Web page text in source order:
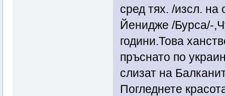
сред тях. /изсл.
Йенидже /Бурса/-
години.Това
пръснато по
слизат на
Погледнете